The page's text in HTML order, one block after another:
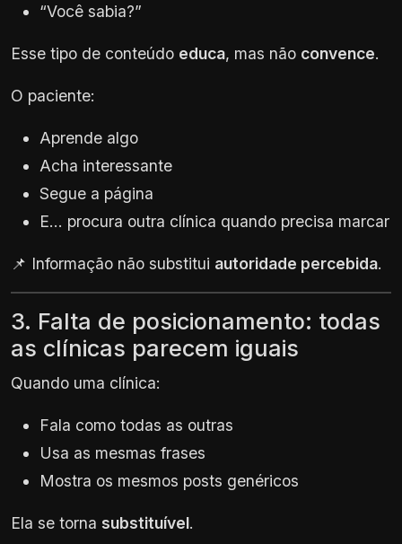
“Você sabia?”
Esse tipo de conteúdo educa, mas não convence.
O paciente:
Aprende algo
Acha interessante
Segue a página
E… procura outra clínica quando precisa marcar
📌 Informação não substitui autoridade percebida.
3. Falta de posicionamento: todas
as clínicas parecem iguais
Quando uma clínica:
Fala como todas as outras
Usa as mesmas frases
Mostra os mesmos posts genéricos
Ela se torna substituível.